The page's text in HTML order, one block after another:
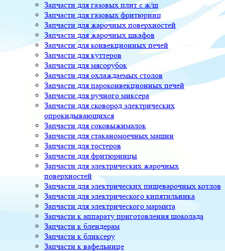
Запчасти для газовых плит с ж/ш
Запчасти для газовых фритюрниц
Запчасти для жарочных поверхностей
Запчасти для жарочных шкафов
Запчасти для конвекционных печей
Запчасти для куттеров
Запчасти для мясорубок
Запчасти для охлаждаемых столов
Запчасти для пароконвекционных печей
Запчасти для ручного миксера
Запчасти для сковород электрических
опрокидывающихся
Запчасти для соковыжималок
Запчасти для стаканомоечных машин
Запчасти для тостеров
Запчасти для фритюрницы
Запчасти для электрических жарочных
поверхностей
Запчасти для электрических пищеварочных котлов
Запчасти для электрического кипятильника
Запчасти для электрического мармита
Запчасти к аппарату приготовления шоколада
Запчасти к блендерам
Запчасти к бликсеру
Запчасти к вафельнице